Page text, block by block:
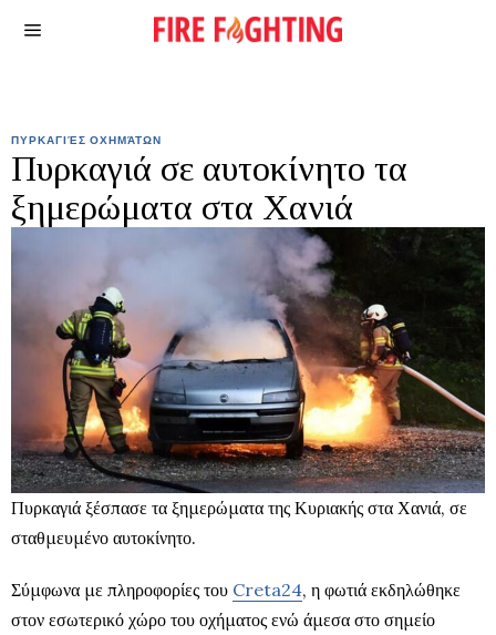
ΠΥΡΚΑΓΙΈΣ ΟΧΗΜΆΤΩΝ
Πυρκαγιά σε αυτοκίνητο τα
ξημερώματα στα Χανιά
Πυρκαγιά ξέσπασε τα ξημερώματα της Κυριακής στα Χανιά, σε
σταθμευμένο αυτοκίνητο.
Σύμφωνα με πληροφορίες του Creta24, η φωτιά εκδηλώθηκε
στον εσωτερικό χώρο του οχήματος ενώ άμεσα στο σημείο